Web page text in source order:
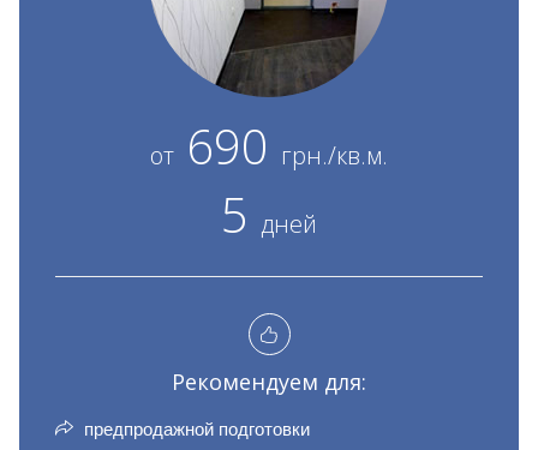
от 690 грн./кв.м.
5 дней
Рекомендуем для:
предпродажной подготовки